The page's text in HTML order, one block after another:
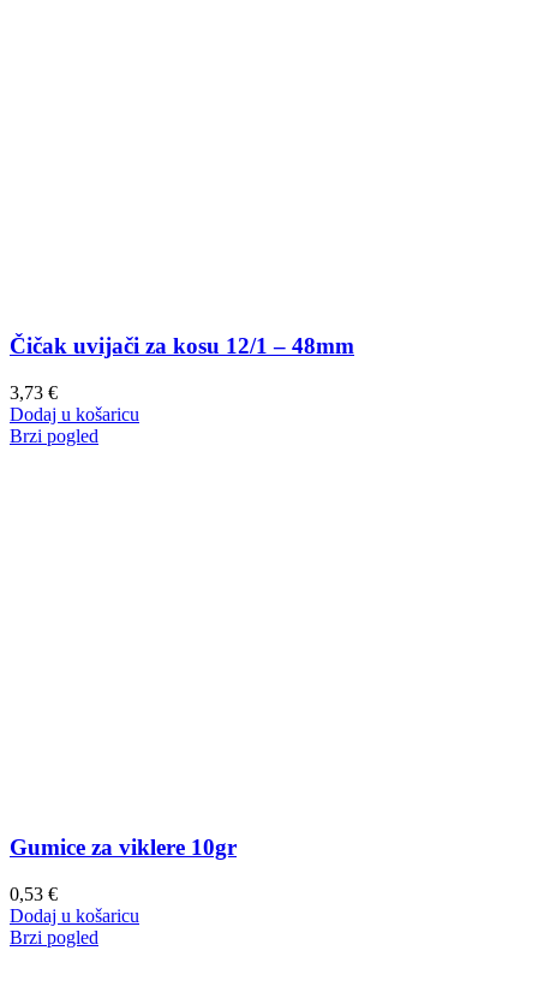
Čičak uvijači za kosu 12/1 – 48mm
3,73 €
Dodaj u košaricu
Brzi pogled
Gumice za viklere 10gr
0,53 €
Dodaj u košaricu
Brzi pogled